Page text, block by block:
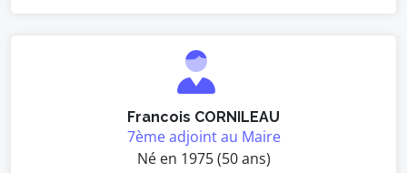
Francois CORNILEAU
7ème adjoint au Maire
Né en 1975 (50 ans)